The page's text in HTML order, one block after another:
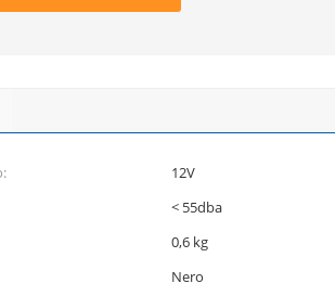
12V
< 55dba
0,6 kg
Nero